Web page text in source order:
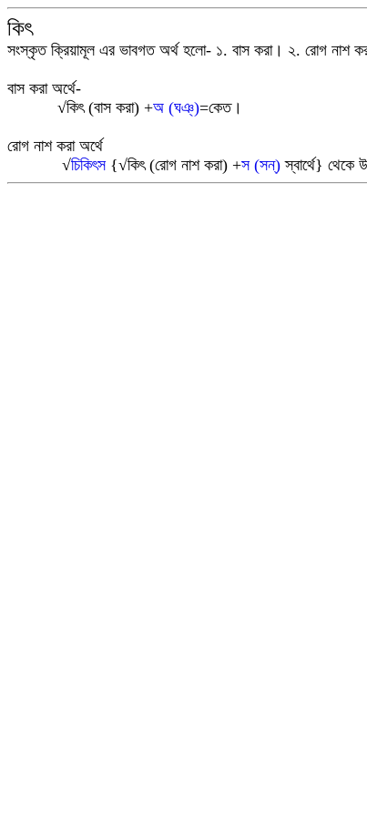
কিৎ
সংস্কৃত ক্রিয়ামূল এর ভাবগত অর্থ হলো- ১. বাস করা। ২. রোগ নাশ
বাস করা অর্থে-
√কিৎ (বাস করা) +অ (ঘঞ্)=কেত।
রোগ নাশ করা অর্থে
√চিকিৎস {√কিৎ (রোগ নাশ করা) +স (সন্) স্বার্থে} থেকে